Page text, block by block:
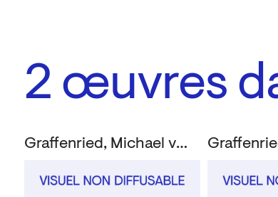
2 œuvres
Graffenried, Michael von